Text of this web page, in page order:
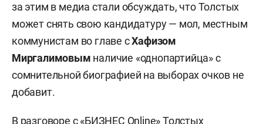
за этим в медиа стали обсуждать, что Толстых
может снять свою кандидатуру — мол, местным
коммунистам во главе сХафизом
Миргалимовым наличие «однопартийца» с
сомнительной биографией на выборах очков не
добавит.
В разговоре с «БИЗНЕС Online» Толстых